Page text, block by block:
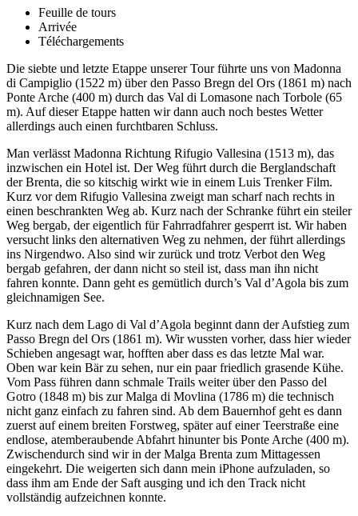
Feuille de tours
Arrivée
Téléchargements
Die siebte und letzte Etappe unserer Tour führte uns von Madonna
di Campiglio (1522 m) über den Passo Bregn del Ors (1861 m) nach
Ponte Arche (400 m) durch das Val di Lomasone nach Torbole (65
m). Auf dieser Etappe hatten wir dann auch noch bestes Wetter
allerdings auch einen furchtbaren Schluss.
Man verlässt Madonna Richtung Rifugio Vallesina (1513 m), das
inzwischen ein Hotel ist. Der Weg führt durch die Berglandschaft
der Brenta, die so kitschig wirkt wie in einem Luis Trenker Film.
Kurz vor dem Rifugio Vallesina zweigt man scharf nach rechts in
einen beschrankten Weg ab. Kurz nach der Schranke führt ein steiler
Weg bergab, der eigentlich für Fahrradfahrer gesperrt ist. Wir haben
versucht links den alternativen Weg zu nehmen, der führt allerdings
ins Nirgendwo. Also sind wir zurück und trotz Verbot den Weg
bergab gefahren, der dann nicht so steil ist, dass man ihn nicht
fahren konnte. Dann geht es gemütlich durch’s Val d’Agola bis zum
gleichnamigen See.
Kurz nach dem Lago di Val d’Agola beginnt dann der Aufstieg zum
Passo Bregn del Ors (1861 m). Wir wussten vorher, dass hier wieder
Schieben angesagt war, hofften aber dass es das letzte Mal war.
Oben war kein Bär zu sehen, nur ein paar friedlich grasende Kühe.
Vom Pass führen dann schmale Trails weiter über den Passo del
Gotro (1848 m) bis zur Malga di Movlina (1786 m) die technisch
nicht ganz einfach zu fahren sind. Ab dem Bauernhof geht es dann
zuerst auf einem breiten Forstweg, später auf einer Teerstraße eine
endlose, atemberaubende Abfahrt hinunter bis Ponte Arche (400 m).
Zwischendurch sind wir in der Malga Brenta zum Mittagessen
eingekehrt. Die weigerten sich dann mein iPhone aufzuladen, so
dass ihm am Ende der Saft ausging und ich den Track nicht
vollständig aufzeichnen konnte.